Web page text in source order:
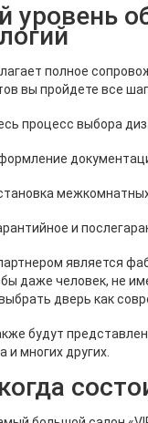
уровень
полное
вы пройдете все
выбора
документации
межкомнатных и
и
является
даже человек, не
дверь как
будут
и многих других.